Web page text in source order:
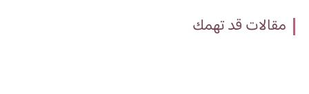
مقالات قد تهمك